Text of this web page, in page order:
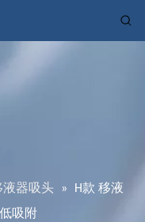
液器吸头 »
H款 移液
吸附